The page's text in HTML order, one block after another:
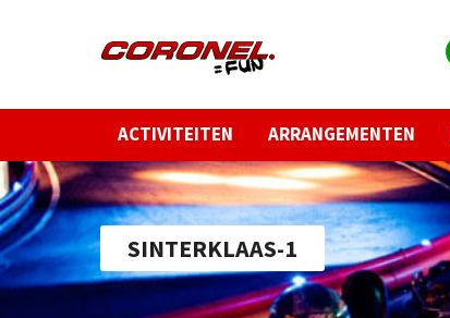
ACTIVITEITEN ARRANGEMENTEN
SINTERKLAAS-1